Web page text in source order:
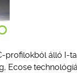
profilokból álló I-
Ecose